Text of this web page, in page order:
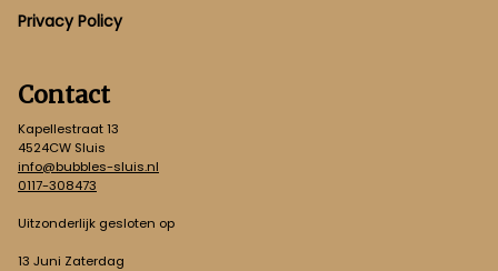
Privacy Policy
Contact
Kapellestraat 13
4524CW Sluis
info@bubbles-sluis.nl
0117-308473
Uitzonderlijk gesloten op
13 Juni Zaterdag